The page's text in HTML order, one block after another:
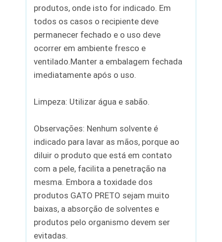
produtos, onde isto for indicado. Em
todos os casos o recipiente deve
permanecer fechado e o uso deve
ocorrer em ambiente fresco e
ventilado.Manter a embalagem fechada
imediatamente após o uso.
Limpeza: Utilizar água e sabão.
Observações: Nenhum solvente é
indicado para lavar as mãos, porque ao
diluir o produto que está em contato
com a pele, facilita a penetração na
mesma. Embora a toxidade dos
produtos GATO PRETO sejam muito
baixas, a absorção de solventes e
produtos pelo organismo devem ser
evitadas.